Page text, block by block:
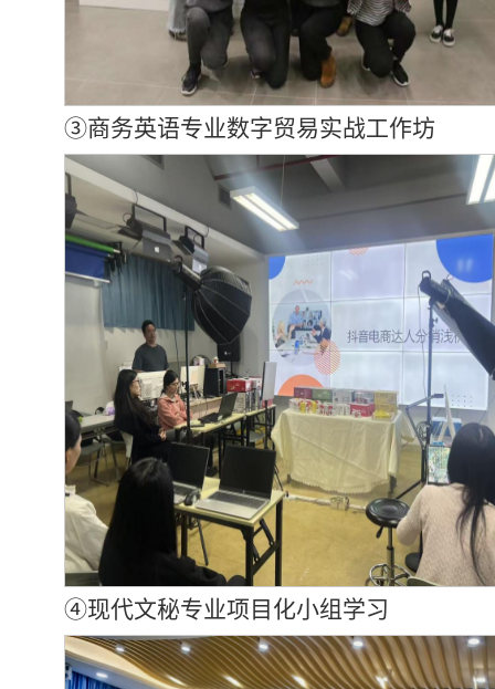
③商务英语专业数字贸易实战工作坊
④现代文秘专业项目化小组学习